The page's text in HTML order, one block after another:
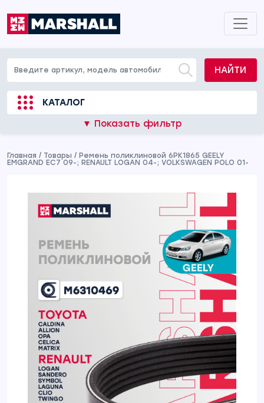
НАЙТИ
КАТАЛОГ
▼ Показать фильтр
Главная / Товары / Ремень поликлиновой 6PK1865 GEELY
EMGRAND EC7 09-; RENAULT LOGAN 04-; VOLKSWAGEN POLO 01-